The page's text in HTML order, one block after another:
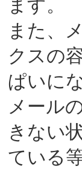
ミ箱に
り分け
（また
た）場
ます。
また、